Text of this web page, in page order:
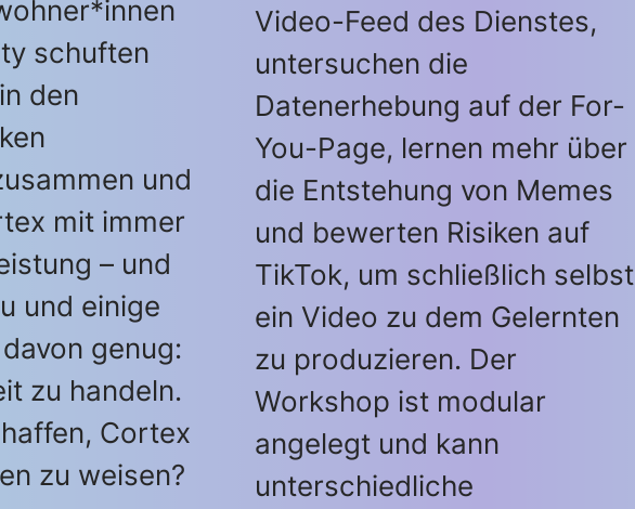
schuften
den
und
mit immer
– und
und einige
genug:
zu handeln.
Cortex
zu weisen?
Video-Feed des Dienstes,
untersuchen die
Datenerhebung auf der For-
You-Page, lernen mehr über
die Entstehung von Memes
und bewerten Risiken auf
TikTok, um schließlich selbst
ein Video zu dem Gelernten
zu produzieren. Der
Workshop ist modular
angelegt und kann
unterschiedliche